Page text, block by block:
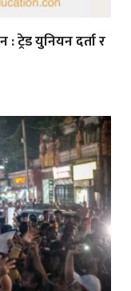
ट्रेड युनियन दर्ता र